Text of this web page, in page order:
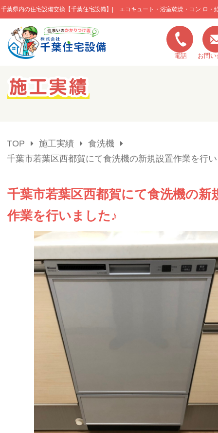
千葉県内の住宅設備交換【千葉住宅設備】| エコキュート・浴室乾燥・コン ロ・
このページの本文へ移動
電話 お問
キャンペーン一覧
弊社の特色
お問い合わせ
TOP 施工実績
食洗機
千葉市若葉区西都賀にて食洗機の新規設置作業を行
千葉市若葉区西都賀にて食洗機の新
作業を行いました♪